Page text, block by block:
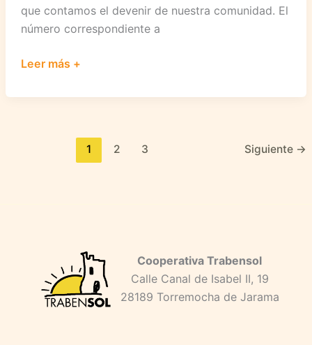
que contamos el devenir de nuestra comunidad. El
número correspondiente a
Paso
Paso
Leer más +
1 2 3 Siguiente →
Cooperativa Trabensol
Calle Canal de Isabel II, 19
28189 Torremocha de Jarama